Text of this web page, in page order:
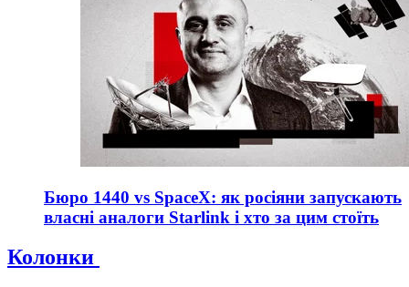
Бюро 1440 vs SpaceX: як росіяни запускають
власні аналоги Starlink і хто за цим стоїть
Колонки